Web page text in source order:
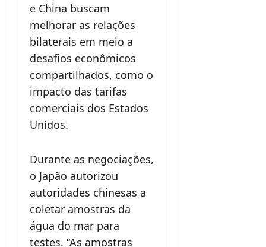
e China buscam
melhorar as relações
bilaterais em meio a
desafios econômicos
compartilhados, como o
impacto das tarifas
comerciais dos Estados
Unidos.
Durante as negociações,
o Japão autorizou
autoridades chinesas a
coletar amostras da
água do mar para
testes. “As amostras